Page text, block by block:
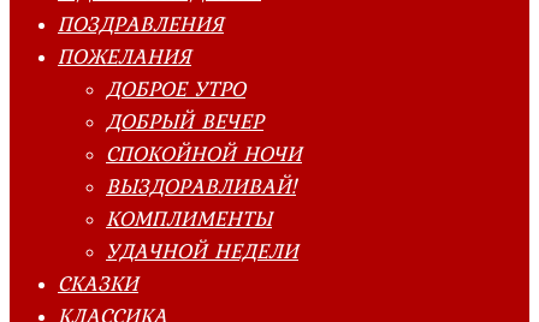
ПОЗДРАВЛЕНИЯ
ПОЖЕЛАНИЯ
ДОБРОЕ УТРО
ДОБРЫЙ ВЕЧЕР
СПОКОЙНОЙ НОЧИ
ВЫЗДОРАВЛИВАЙ!
КОМПЛИМЕНТЫ
УДАЧНОЙ НЕДЕЛИ
СКАЗКИ
КЛАССИКА